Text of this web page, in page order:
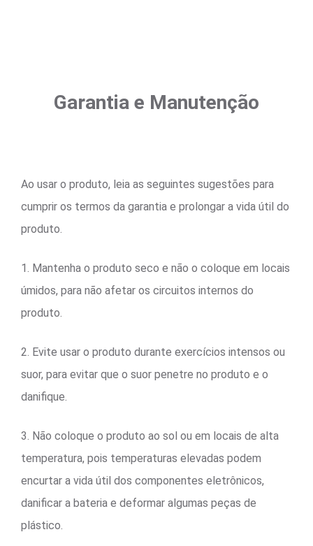
Garantia e Manutenção
Ao usar o produto, leia as seguintes sugestões para
cumprir os termos da garantia e prolongar a vida útil do
produto.
1. Mantenha o produto seco e não o coloque em locais
úmidos, para não afetar os circuitos internos do
produto.
2. Evite usar o produto durante exercícios intensos ou
suor, para evitar que o suor penetre no produto e o
danifique.
3. Não coloque o produto ao sol ou em locais de alta
temperatura, pois temperaturas elevadas podem
encurtar a vida útil dos componentes eletrônicos,
danificar a bateria e deformar algumas peças de
plástico.